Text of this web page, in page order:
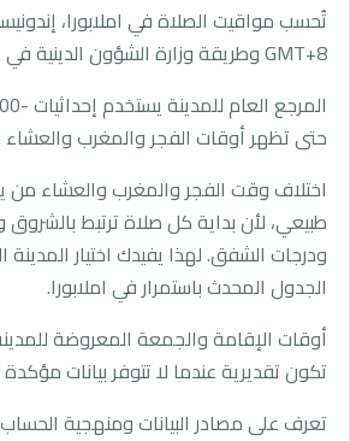
تُحسب مواقيت الصلاة في املابورا،
GMT+8 وطريقة وزارة الشؤون الدينية في إندونيسيا.
حتى تظهر أوقات الفجر والمغرب والعشاء
اختلاف وقت الفجر والمغرب والعشاء من
طبيعي، لأن بداية كل صلاة ترتبط بالشروق
ودرجات الشفق. لهذا يفيدك اختيار
الجدول المحدث باستمرار في املابورا.
أوقات الإقامة والجمعة المعروضة
تكون تقديرية عندما لا تتوفر بيانات
تعرف على مصادر البيانات ومنهجية